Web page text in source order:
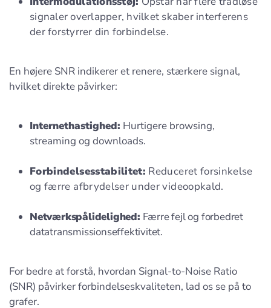
signaler overlapper, hvilket skaber interferens
der forstyrrer din forbindelse.
En højere SNR indikerer et renere, stærkere signal,
hvilket direkte påvirker:
Internethastighed: Hurtigere browsing,
streaming og downloads.
Forbindelsesstabilitet: Reduceret forsinkelse
og færre afbrydelser under videoopkald.
Netværkspålidelighed: Færre fejl og forbedret
datatransmissionseffektivitet.
For bedre at forstå, hvordan Signal-to-Noise Ratio
(SNR) påvirker forbindelseskvaliteten, lad os se på to
grafer.